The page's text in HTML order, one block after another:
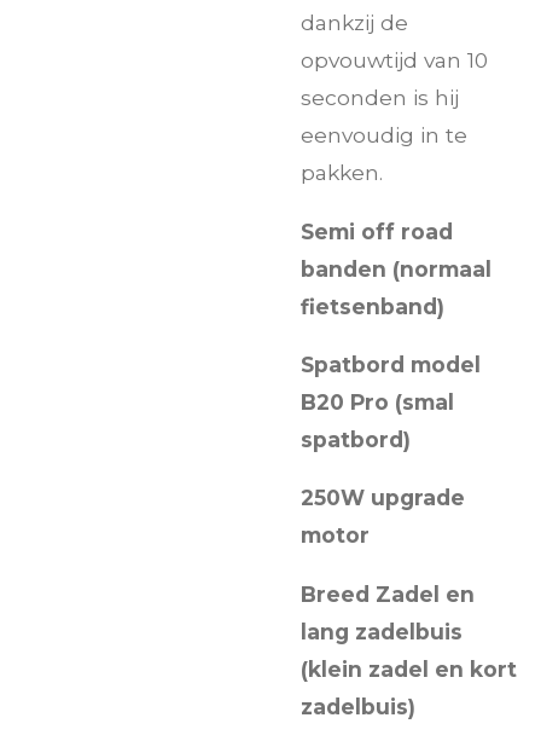
dankzij de
opvouwtijd van 10
seconden is hij
eenvoudig in te
pakken.
Semi off road
banden (normaal
fietsenband)
Spatbord model
B20 Pro (smal
spatbord)
250W upgrade
motor
Breed Zadel en
lang zadelbuis
(klein zadel en kort
zadelbuis)